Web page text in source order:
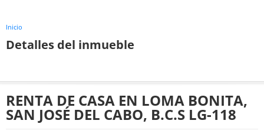
Inicio
Detalles del inmueble
RENTA DE CASA EN LOMA BONITA,
SAN JOSÉ DEL CABO, B.C.S LG-118